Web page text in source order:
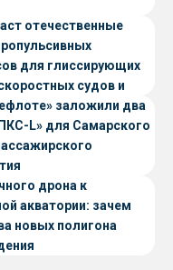
отечественные
для глиссирующих
судов и
осадкой
заложили два
L» для Самарского
дрона к
акватории: зачем
новых полигона